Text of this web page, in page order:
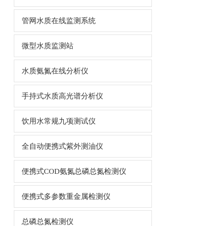
管网水质在线监测系统
微型水质监测站
水质氨氮在线分析仪
手持式水质高光谱分析仪
饮用水常规九项测试仪
全自动便携式紫外测油仪
便携式COD氨氮总磷总氮检测仪
便携式多参数重金属检测仪
总磷总氮检测仪